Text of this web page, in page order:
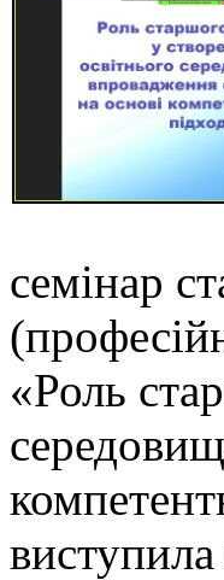
семінар
«Роль